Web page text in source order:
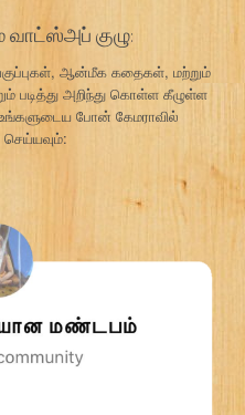
வாட்ஸ்அப் குழு:
ஆன்மீக கதைகள், மற்றும்
படித்து அறிந்து கொள்ள கீழுள்ள
போன் கேமராவில்